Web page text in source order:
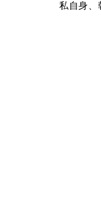
私自身、